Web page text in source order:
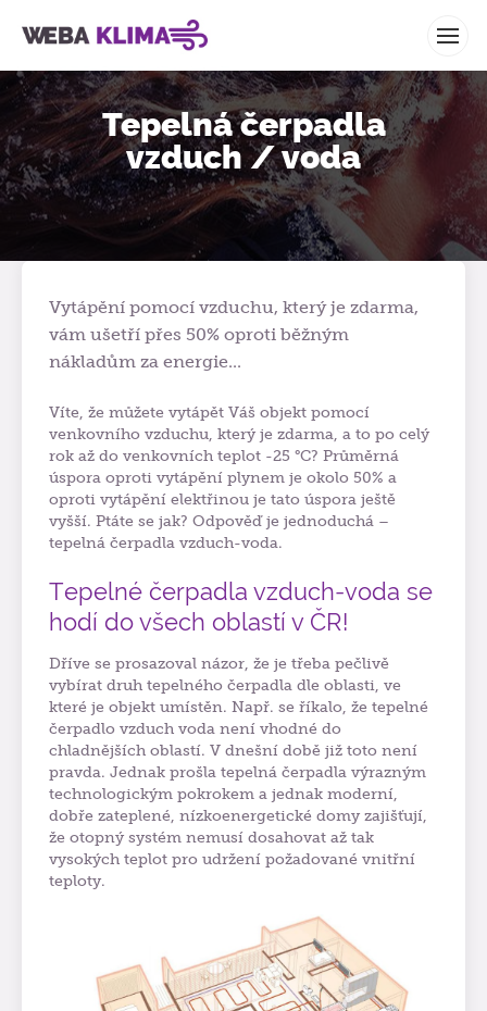
Tepelná čerpadla
vzduch / voda
Vytápění pomocí vzduchu, který je zdarma,
vám ušetří přes 50% oproti běžným
nákladům za energie...
Víte, že můžete vytápět Váš objekt pomocí
venkovního vzduchu, který je zdarma, a to po celý
rok až do venkovních teplot -25 °C? Průměrná
úspora oproti vytápění plynem je okolo 50% a
oproti vytápění elektřinou je tato úspora ještě
vyšší. Ptáte se jak? Odpověď je jednoduchá –
tepelná čerpadla vzduch-voda.
Tepelné čerpadla vzduch-voda se
hodí do všech oblastí v ČR!
Dříve se prosazoval názor, že je třeba pečlivě
vybírat druh tepelného čerpadla dle oblasti, ve
které je objekt umístěn. Např. se říkalo, že tepelné
čerpadlo vzduch voda není vhodné do
chladnějších oblastí. V dnešní době již toto není
pravda. Jednak prošla tepelná čerpadla výrazným
technologickým pokrokem a jednak moderní,
dobře zateplené, nízkoenergetické domy zajišťují,
že otopný systém nemusí dosahovat až tak
vysokých teplot pro udržení požadované vnitřní
teploty.